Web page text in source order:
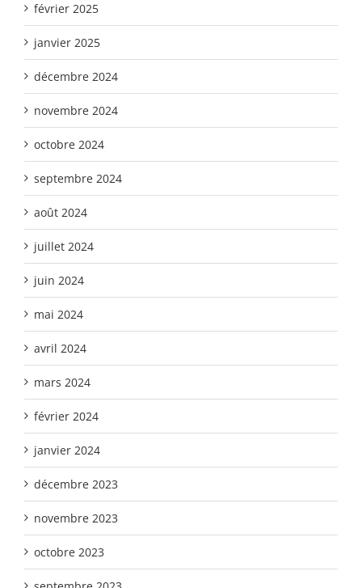
février 2025
janvier 2025
décembre 2024
novembre 2024
octobre 2024
septembre 2024
août 2024
juillet 2024
juin 2024
mai 2024
avril 2024
mars 2024
février 2024
janvier 2024
décembre 2023
novembre 2023
octobre 2023